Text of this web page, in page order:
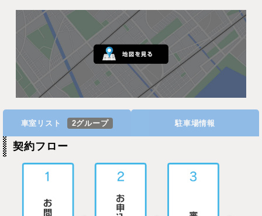
車室リスト 2グループ 駐車場情報
契約フロー